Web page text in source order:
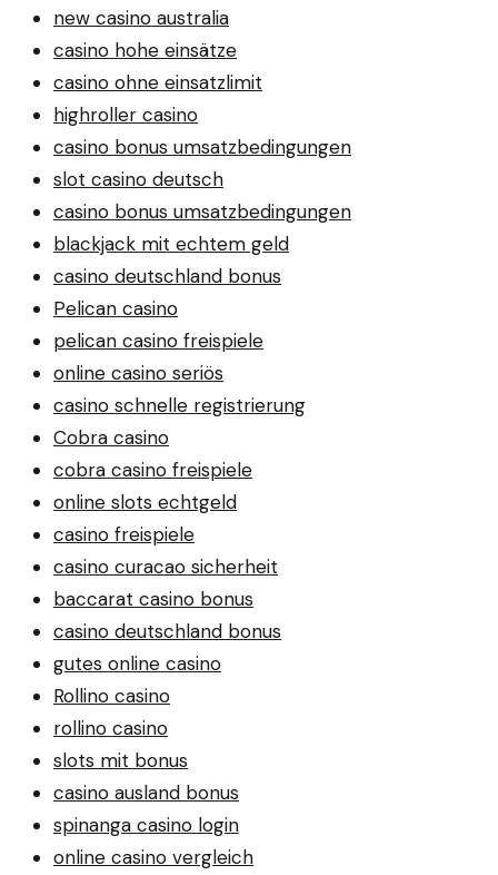
new casino australia
casino hohe einsätze
casino ohne einsatzlimit
highroller casino
casino bonus umsatzbedingungen
slot casino deutsch
casino bonus umsatzbedingungen
blackjack mit echtem geld
casino deutschland bonus
Pelican casino
pelican casino freispiele
online casino seriös
casino schnelle registrierung
Cobra casino
cobra casino freispiele
online slots echtgeld
casino freispiele
casino curacao sicherheit
baccarat casino bonus
casino deutschland bonus
gutes online casino
Rollino casino
rollino casino
slots mit bonus
casino ausland bonus
spinanga casino login
online casino vergleich